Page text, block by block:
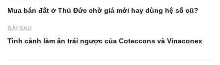
Mua bán đất ở Thủ Đức chờ giá mới hay dùng hệ số cũ?
BÀI SAU
Tình cảnh làm ăn trái ngược của Coteccons và Vinaconex